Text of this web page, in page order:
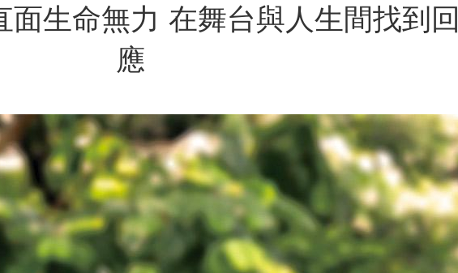
面生命無力 在舞台與人生間找到回
應